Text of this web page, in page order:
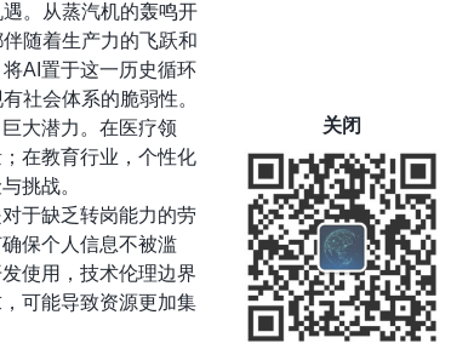
。从蒸汽机的轰鸣开
随着生产力的飞跃和
AI置于这一历史循环
社会体系的脆弱性。
大潜力。在医疗领
在教育行业，个性化
挑战。
于缺乏转岗能力的劳
保个人信息不被滥
使用，技术伦理边界
可能导致资源更加集
关闭